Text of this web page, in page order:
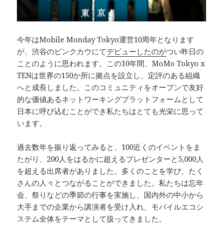
今年はMobile Monday Tokyo運営10周年となります
が、渋谷のピンクカウにてデビューしたのがつい昨日の
ことのように思われます。この10年間、MoMo Tokyo x
TENは世界の150か所に拠点を設立し、定評のある組織
へと成長しました。このコミュニティをオープンで友好
的な価値あるネットワーキングプラットフォームとして
日本に呼び込むことができ私たちはとても光栄に思って
います。
過去数年を振り返ってみると、100近くのイベントをま
たがり、200人をはるかに超えるプレゼンターと5,000人
を超える出席者がありました。多くのことを学び、たく
さんの人々とつながることができました。私たちは忘年
会、祭りなどの季節の行事を実施し、国内外の中小から
大手までの企業から講演者を受け入れ、モバイルエコシ
ステム全体をテーマとして扱ってきました。